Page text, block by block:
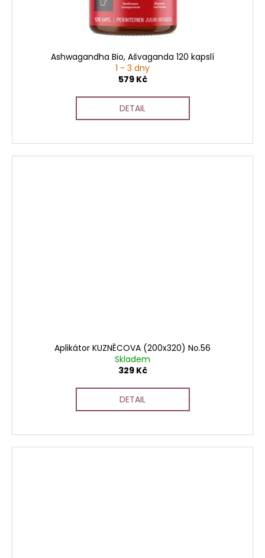
Ashwagandha Bio, Ašvaganda 120 kapslí
1 - 3 dny
579 Kč
DETAIL
Aplikátor KUZNĚCOVA (200x320) No.56
Skladem
329 Kč
DETAIL